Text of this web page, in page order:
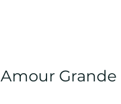
Grande